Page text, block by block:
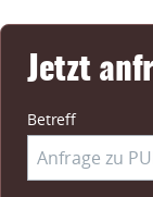
Jetzt
Betreff